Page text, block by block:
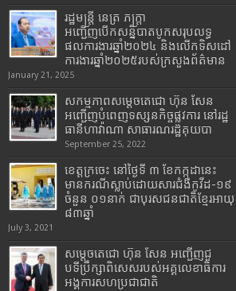
រដ្ឋមន្រ្តី​ នេត្រ​ ភក្ត្រា​
អញ្ជើញបើកសន្និបាតបូកសរុបលទ្ធ
ផលការងារឆ្នាំ២០២៤ និងលើកទិសដៅ
ការងារឆ្នាំ២០២៥របស់​ក្រសួង​ព័ត៌មាន​
January 21, 2025
សកម្មភាពសម្តេចតេជោ ហ៊ុន សែន
អញ្ជើញបំពេញទស្សនកិច្ចផ្លូវការ នៅរដ្ឋ
ធានីហាវ៉ាណា សាធារណរដ្ឋគុយបា
September 25, 2022
ខេត្តក្រចេះ នៅថ្ងៃទី ៣ ខែកក្កដានេះ
មានករណីស្លាប់ដោយសារជំងឺកូវីដ-១៩
ចំនួន ០១នាក់ ជាបុរសជនជាតិខ្មែរអាយុ
៨៣ឆ្នាំ
July 3, 2021
សម្តេចតេជោ ហ៊ុន សែន អញ្ជើញជួ
បទីប្រឹក្សាពិសេសរបស់អគ្គលេខាធិការ
អង្គការសហប្រជាជាតិ